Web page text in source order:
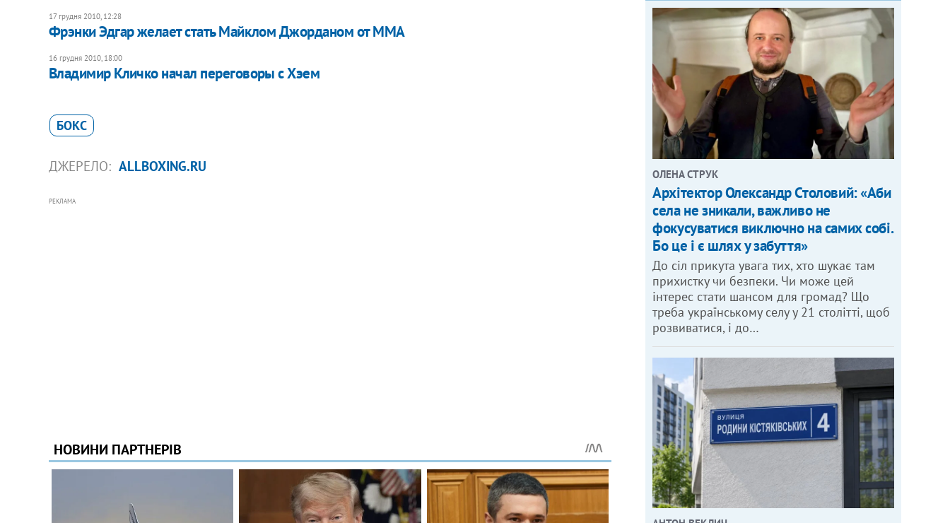
17 грудня 2010, 12:28
Фрэнки Эдгар желает стать Майклом Джорданом от ММА
16 грудня 2010, 18:00
Владимир Кличко начал переговоры с Хэем
БОКС
ДЖЕРЕЛО: ALLBOXING.RU
РЕКЛАМА
ОЛЕНА СТРУК
Архітектор Олександр Столовий: «Аби
села не зникали, важливо не
фокусуватися виключно на самих собі.
Бо це і є шлях у забуття»
До сіл прикута увага тих, хто шукає там
прихистку чи безпеки. Чи може цей
інтерес стати шансом для громад? Що
треба українському селу у 21 столітті, щоб
розвиватися, і до…